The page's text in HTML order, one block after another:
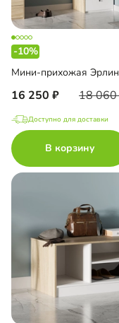
-10%
Мини-прихожая
16 250 18 060
Доступно для доставки
В корзину